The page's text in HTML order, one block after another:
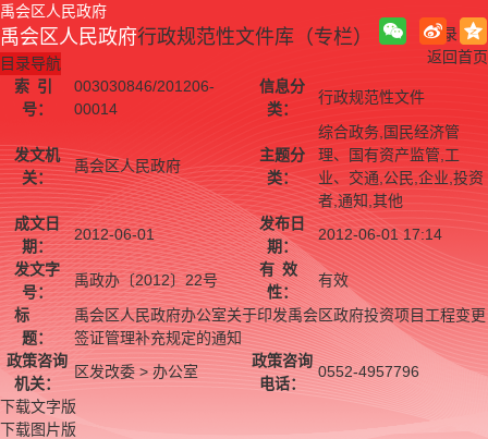
禹会区人民政府
登录
返回首页
禹会区人民政府行政规范性文件库（专栏）
目录导航
索 引
号：
003030846/201206-
00014
信息分
类：
行政规范性文件
发文机
关：
禹会区人民政府
主题分
类：
综合政务,国民经济管
理、国有资产监管,工
业、交通,公民,企业,投资
者,通知,其他
成文日
期：
2012-06-01
发布日
期：
2012-06-01 17:14
发文字
号：
禹政办〔2012〕22号
有 效
性：
有效
标
题：
禹会区人民政府办公室关于印发禹会区政府投资项目工程变更
签证管理补充规定的通知
政策咨询
机关：
区发改委 > 办公室
政策咨询
电话：
0552-4957796
下载文字版
下载图片版